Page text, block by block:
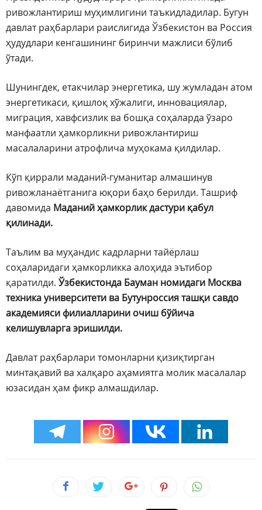
ривожлантириш муҳимлигини таъкидладилар. Бугун
давлат раҳбарлари раислигида Ўзбекистон ва Россия
ҳудудлари кенгашининг биринчи мажлиси бўлиб
ўтади.
Шунингдек, етакчилар энергетика, шу жумладан атом
энергетикаси, қишлоқ хўжалиги, инновациялар,
миграция, хавфсизлик ва бошқа соҳаларда ўзаро
манфаатли ҳамкорликни ривожлантириш
масалаларини атрофлича муҳокама қилдилар.
Кўп қиррали маданий-гуманитар алмашинув
ривожланаётганига юқори баҳо берилди. Ташриф
давомида Маданий ҳамкорлик дастури қабул
қилинади.
Таълим ва муҳандис кадрларни тайёрлаш
соҳаларидаги ҳамкорликка алоҳида эътибор
қаратилди. Ўзбекистонда Бауман номидаги Москва
техника университети ва Бутунроссия ташқи савдо
академияси филиалларини очиш бўйича
келишувларга эришилди.
Давлат раҳбарлари томонларни қизиқтирган
минтақавий ва халқаро аҳамиятга молик масалалар
юзасидан ҳам фикр алмашдилар.